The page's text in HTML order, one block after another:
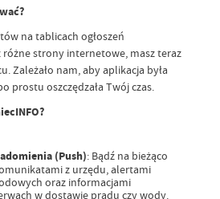
na tablicach ogłoszeń
różne strony internetowe, masz teraz
Zależało nam, aby aplikacja była
prostu oszczędzała Twój czas.
(Push): Bądź na bieżąco
z urzędu, alertami
oraz informacjami
w dostawie prądu czy wody.